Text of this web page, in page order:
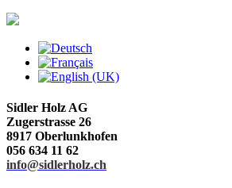
Sidler Holz AG
Zugerstrasse 26
8917 Oberlunkhofen
056 634 11 62
info@sidlerholz.ch